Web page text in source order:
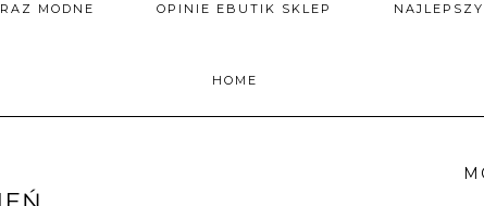
MODNE OPINIE EBUTIK SKLEP
HOME